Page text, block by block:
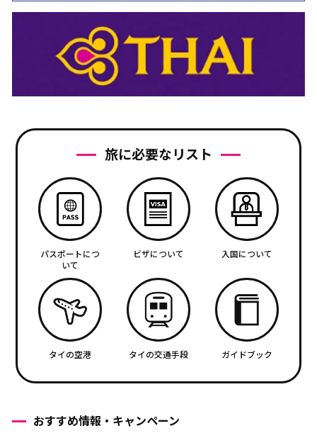
旅に必要なリスト
パスポートにつ
いて
ビザについて 入国について
タイの空港 タイの交通手段 ガイドブック
おすすめ情報・キャンペーン